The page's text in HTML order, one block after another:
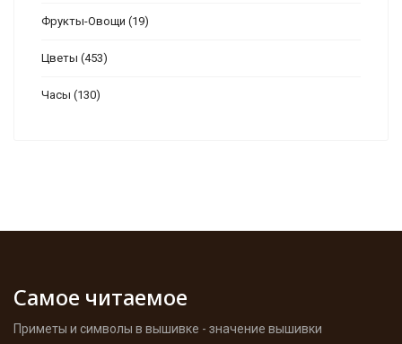
Фрукты-Овощи (19)
Цветы (453)
Часы (130)
Самое читаемое
Приметы и символы в вышивке - значение вышивки